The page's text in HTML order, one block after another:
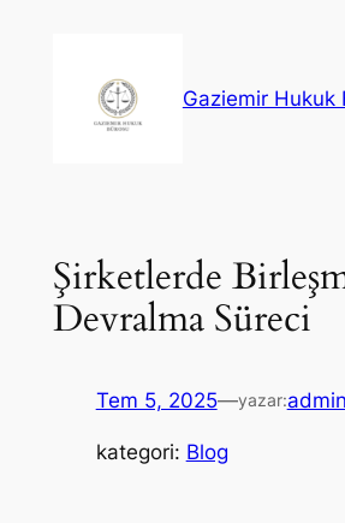
Gaziemir Hukuk
Şirketlerde
Devralma Süreci
Tem 5, 2025—yazar:admin
kategori: Blog